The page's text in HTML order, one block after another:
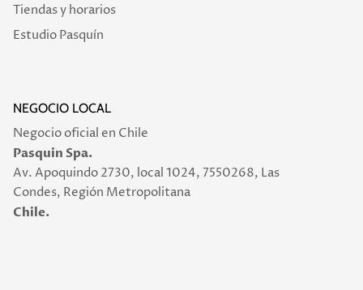
Tiendas y horarios
Estudio Pasquín
NEGOCIO LOCAL
Negocio oficial en Chile
Pasquin Spa.
Av. Apoquindo 2730, local 1024, 7550268, Las
Condes, Región Metropolitana
Chile.